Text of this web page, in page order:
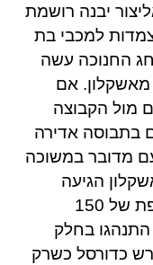
יבנה רושמת
למכבי בת
החנוכה עשה
מאשקלון. אם
מול הקבוצה
בתבוסה אדירה
מדובר במשוכה
הגיעה
ליבנה חדורת מוטיבציה ועם תוספת של 150
בחלק
כדורסל כשרק